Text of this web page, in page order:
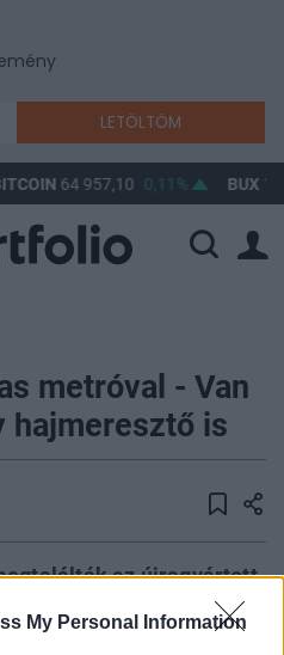
My Personal Information
LETÖLTÖM
64 957,10 0,11% BUX
metróval - Van
hajmeresztő is
az újragyártott
s forrásokra hivatkozva